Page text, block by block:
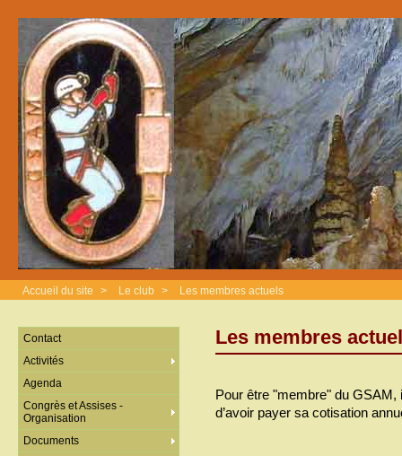
Accueil du site > Le club > Les membres actuels
Les membres
Pour être "membre" du GSAM,
d’avoir payer sa cotisation
Contact
Activités
Agenda
Congrès et Assises -
Organisation
Documents